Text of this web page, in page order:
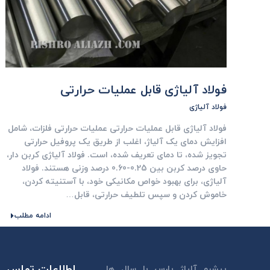
فولاد آلياژی قابل عمليات حرارتی
فولاد آلیاژی
فولاد آلياژی قابل عمليات حرارتی عملیات حرارتی فلزات، شامل
افزایش دمای یک آلیاژ، اغلب از طریق یک پروفیل حرارتی
تجویز شده، تا دمای تعریف شده، است. فولاد آلياژی کربن دار،
حاوی درصد کربن بین 0.25-0.60 درصد وزنی هستند. فولاد
آلیاژی، برای بهبود خواص مکانیکی خود، با آستنیته کردن،
خاموش کردن و سپس تلطیف حرارتی، قابل…
ادامه مطلب